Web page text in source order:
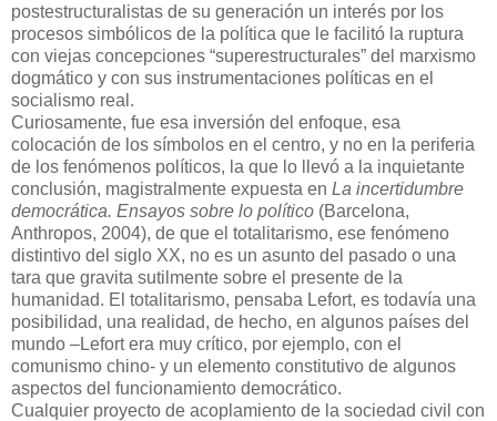
postestructuralistas de su generación un interés por los
procesos simbólicos de la política que le facilitó la ruptura
con viejas concepciones “superestructurales” del marxismo
dogmático y con sus instrumentaciones políticas en el
socialismo real.
Curiosamente, fue esa inversión del enfoque, esa
colocación de los símbolos en el centro, y no en la periferia
de los fenómenos políticos, la que lo llevó a la inquietante
conclusión, magistralmente expuesta en La incertidumbre
democrática. Ensayos sobre lo político (Barcelona,
Anthropos, 2004), de que el totalitarismo, ese fenómeno
distintivo del siglo XX, no es un asunto del pasado o una
tara que gravita sutilmente sobre el presente de la
humanidad. El totalitarismo, pensaba Lefort, es todavía una
posibilidad, una realidad, de hecho, en algunos países del
mundo –Lefort era muy crítico, por ejemplo, con el
comunismo chino- y un elemento constitutivo de algunos
aspectos del funcionamiento democrático.
Cualquier proyecto de acoplamiento de la sociedad civil con